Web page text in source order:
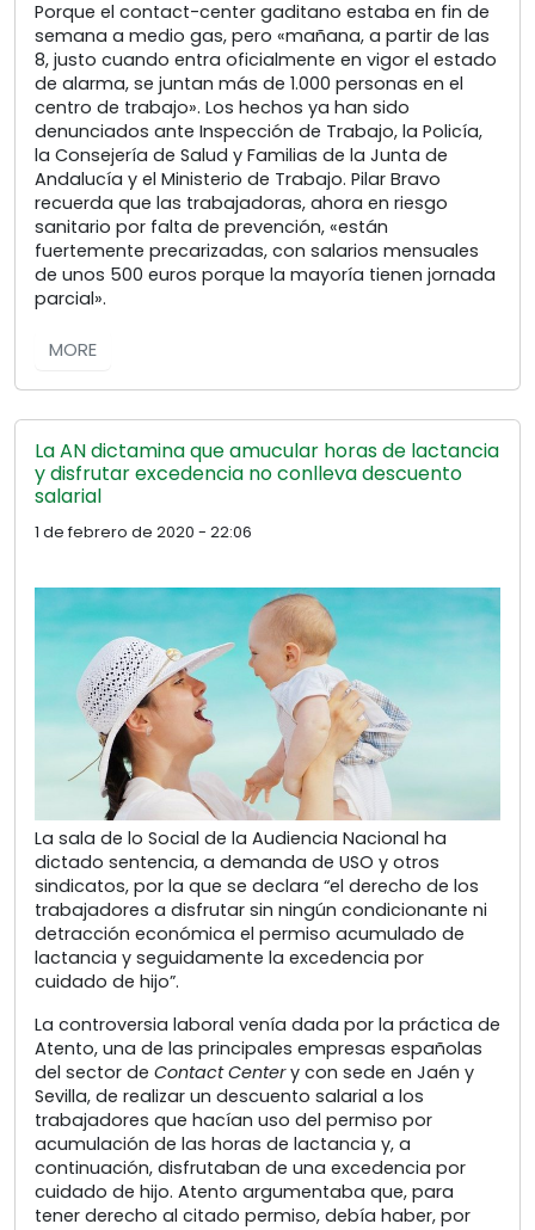
Porque el contact-center gaditano estaba en fin de
semana a medio gas, pero «mañana, a partir de las
8, justo cuando entra oficialmente en vigor el estado
de alarma, se juntan más de 1.000 personas en el
centro de trabajo». Los hechos ya han sido
denunciados ante Inspección de Trabajo, la Policía,
la Consejería de Salud y Familias de la Junta de
Andalucía y el Ministerio de Trabajo. Pilar Bravo
recuerda que las trabajadoras, ahora en riesgo
sanitario por falta de prevención, «están
fuertemente precarizadas, con salarios mensuales
de unos 500 euros porque la mayoría tienen jornada
parcial».
MORE
La AN dictamina que amucular horas de lactancia
y disfrutar excedencia no conlleva descuento
salarial
1 de febrero de 2020 - 22:06
La sala de lo Social de la Audiencia Nacional ha
dictado sentencia, a demanda de USO y otros
sindicatos, por la que se declara “el derecho de los
trabajadores a disfrutar sin ningún condicionante ni
detracción económica el permiso acumulado de
lactancia y seguidamente la excedencia por
cuidado de hijo”.
La controversia laboral venía dada por la práctica de
Atento, una de las principales empresas españolas
del sector de Contact Centery con sede en Jaén y
Sevilla, de realizar un descuento salarial a los
trabajadores que hacían uso del permiso por
acumulación de las horas de lactancia y, a
continuación, disfrutaban de una excedencia por
cuidado de hijo. Atento argumentaba que, para
tener derecho al citado permiso, debía haber, por